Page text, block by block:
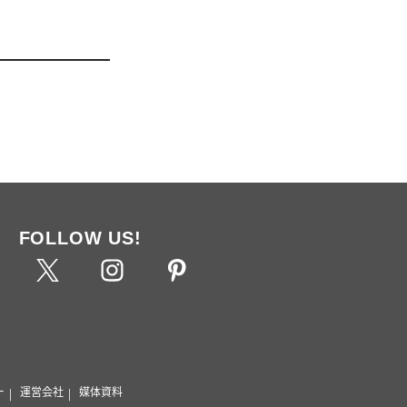
FOLLOW US!
運営会社 媒体資料